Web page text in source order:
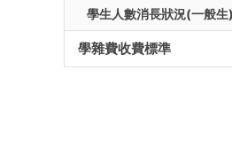
學生人數消長狀況(一般生)
學雜費收費標準